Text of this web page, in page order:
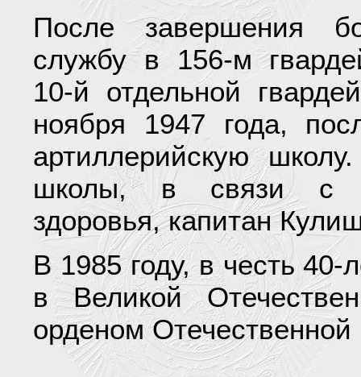
После завершения
службу в 156-м
10-й отдельной
ноября 1947 года,
артиллерийскую
школы, в связи с
здоровья, капитан
В 1985 году, в честь
в Великой
орденом